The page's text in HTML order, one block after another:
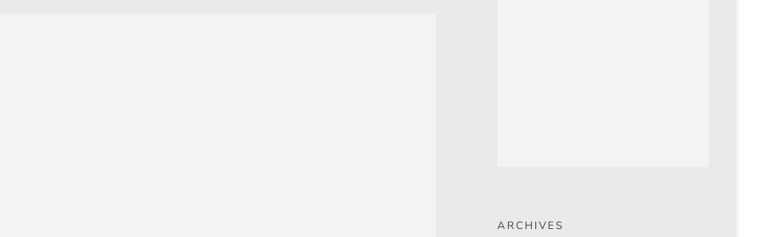
ARCHIVES